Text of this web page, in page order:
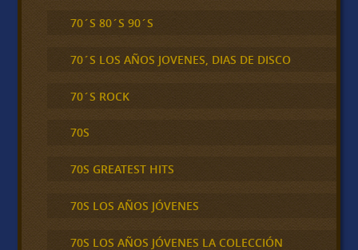
70´S 80´S 90´S
70´S LOS AÑOS JOVENES, DIAS DE DISCO
70´S ROCK
70S
70S GREATEST HITS
70S LOS AÑOS JÓVENES
70S LOS AÑOS JÓVENES LA COLECCIÓN